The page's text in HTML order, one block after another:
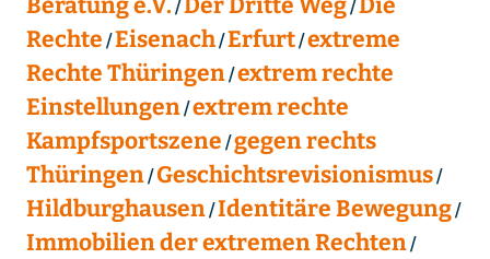
Rechte Eisenach Erfurt extreme
Rechte Thüringen extrem rechte
Einstellungen extrem rechte
Kampfsportszene gegen rechts
Thüringen Geschichtsrevisionismus
Hildburghausen Identitäre Bewegung
Immobilien der extremen Rechten